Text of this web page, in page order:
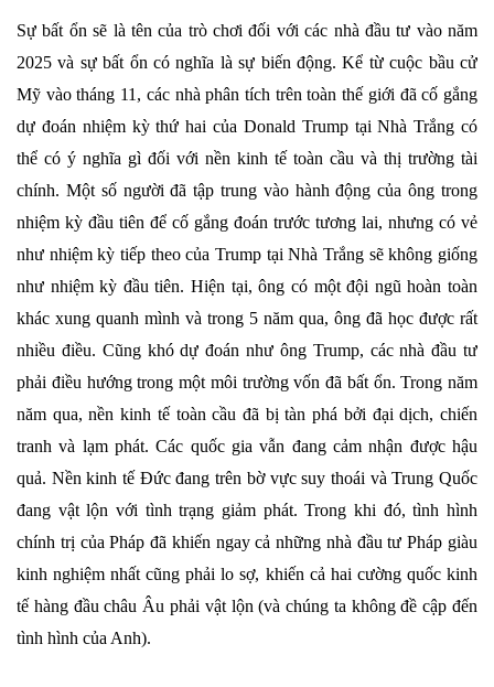
Sự bất ổn sẽ là tên của trò chơi đối với các nhà đầu tư vào năm
2025 và sự bất ổn có nghĩa là sự biến động. Kể từ cuộc bầu cử
Mỹ vào tháng 11, các nhà phân tích trên toàn thế giới đã cố gắng
dự đoán nhiệm kỳ thứ hai của Donald Trump tại Nhà Trắng có
thể có ý nghĩa gì đối với nền kinh tế toàn cầu và thị trường tài
chính. Một số người đã tập trung vào hành động của ông trong
nhiệm kỳ đầu tiên để cố gắng đoán trước tương lai, nhưng có vẻ
như nhiệm kỳ tiếp theo của Trump tại Nhà Trắng sẽ không giống
như nhiệm kỳ đầu tiên. Hiện tại, ông có một đội ngũ hoàn toàn
khác xung quanh mình và trong 5 năm qua, ông đã học được rất
nhiều điều. Cũng khó dự đoán như ông Trump, các nhà đầu tư
phải điều hướng trong một môi trường vốn đã bất ổn. Trong năm
năm qua, nền kinh tế toàn cầu đã bị tàn phá bởi đại dịch, chiến
tranh và lạm phát. Các quốc gia vẫn đang cảm nhận được hậu
quả. Nền kinh tế Đức đang trên bờ vực suy thoái và Trung Quốc
đang vật lộn với tình trạng giảm phát. Trong khi đó, tình hình
chính trị của Pháp đã khiến ngay cả những nhà đầu tư Pháp giàu
kinh nghiệm nhất cũng phải lo sợ, khiến cả hai cường quốc kinh
tế hàng đầu châu Âu phải vật lộn (và chúng ta không đề cập đến
tình hình của Anh).